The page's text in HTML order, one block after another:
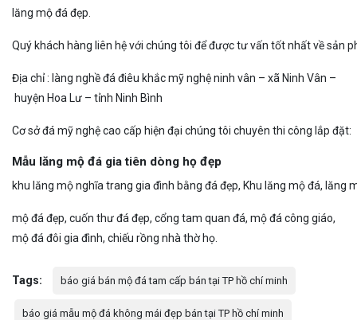
lăng mộ đá đẹp.
Quý khách hàng iên hệvới chúng tôi đểđượctưvấn tốtnhấtvềsản p
Địa chỉ: àng nghềđá điêu khắcmỹnghệninh vân – xã Ninh Vân –
huyện Hoa Lư – tỉnh Ninh Bình
Cơsởđá mỹnghệcao cấp hiện đại chúng tôi chuyên thi công lắp đặt:
Mẫu lăng mộ đá gia tiên dòng họ đẹp
khu lăng mộnghĩa trang gia đình bằng đá đẹp, Khu ăng mộđá, ăng
mộđá đẹp, cuốn thư đá đẹp, cổng tam quan đá, mộ đá công giáo,
mộ đá đôi gia đình, chiếu rồng nhà thờ họ.
Tags: báo giá bán mộ đá tam cấp bán tại TP hồ chí minh
báo giá mẫu mộ đá không mái đẹp bán tại TP hồ chí minh